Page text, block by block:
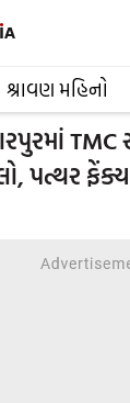
શ્રાવણ મહિનો
પત્થર